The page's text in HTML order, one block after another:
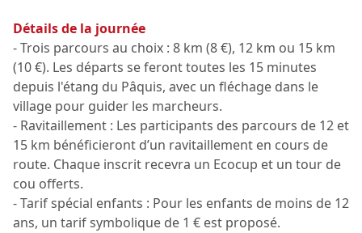
Détails de la journée
- Trois parcours au choix : 8 km (8 €), 12 km ou 15 km
(10 €). Les départs se feront toutes les 15 minutes
depuis l'étang du Pâquis, avec un fléchage dans le
village pour guider les marcheurs.
- Ravitaillement : Les participants des parcours de 12 et
15 km bénéficieront d’un ravitaillement en cours de
route. Chaque inscrit recevra un Ecocup et un tour de
cou offerts.
- Tarif spécial enfants : Pour les enfants de moins de 12
ans, un tarif symbolique de 1 € est proposé.